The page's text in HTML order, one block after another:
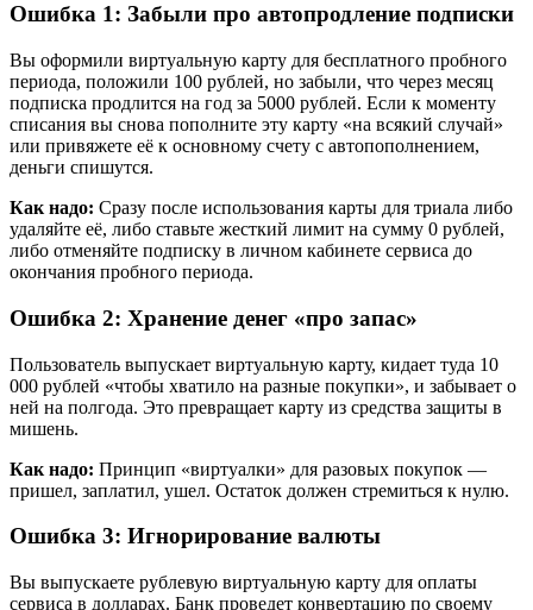
Ошибка 1: Забыли про автопродление подписки
Вы оформили виртуальную карту для бесплатного пробного
периода, положили 100 рублей, но забыли, что через месяц
подписка продлится на год за 5000 рублей. Если к моменту
списания вы снова пополните эту карту «на всякий случай»
или привяжете её к основному счету с автопополнением,
деньги спишутся.
Как надо: Сразу после использования карты для триала либо
удаляйте её, либо ставьте жесткий лимит на сумму 0 рублей,
либо отменяйте подписку в личном кабинете сервиса до
окончания пробного периода.
Ошибка 2: Хранение денег «про запас»
Пользователь выпускает виртуальную карту, кидает туда 10
000 рублей «чтобы хватило на разные покупки», и забывает о
ней на полгода. Это превращает карту из средства защиты в
мишень.
Как надо: Принцип «виртуалки» для разовых покупок —
пришел, заплатил, ушел. Остаток должен стремиться к нулю.
Ошибка 3: Игнорирование валюты
Вы выпускаете рублевую виртуальную карту для оплаты
сервиса в долларах. Банк проведет конвертацию по своему